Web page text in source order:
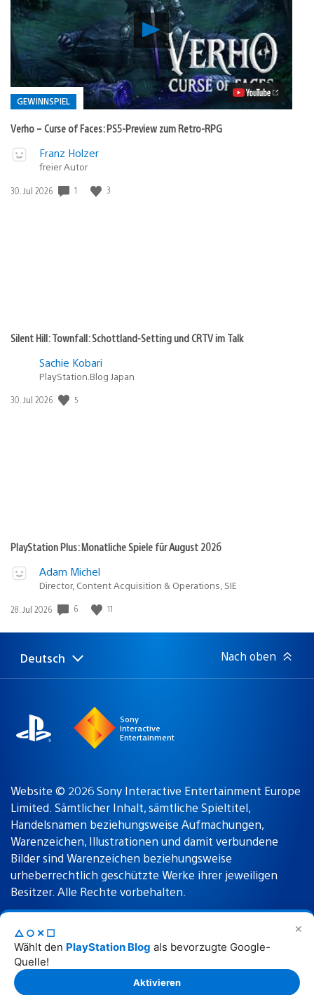
✕
△○✕☐
Wählt den PlayStation Blog als bevorzugte Google-
Quelle!
Aktivieren
Verho
–
Curse
of
Faces:
PS5-
Preview
zum
Retro-
GEWINNSPIEL
Verho – Curse of Faces: PS5-Preview zum Retro-RPG
Veröffentlicht
Gewinnspiel
Franz Holzer
freier Autor
Veröffentlichungsdatum:
30. Jul 2026 1 3
Silent Hill: Townfall: Schottland-Setting und CRTV im Talk
Sachie Kobari
PlayStation.Blog Japan
Veröffentlichungsdatum:
30. Jul 2026 5
PlayStation Plus: Monatliche Spiele für August 2026
Adam Michel
Director, Content Acquisition & Operations, SIE
Veröffentlichungsdatum:
28. Jul 2026 6 11
Select
Aktuelle
Deutsch Nach oben
Sony
Interactive
Entertainment
Website © 2026 Sony Interactive Entertainment Europe
Limited. Sämtlicher Inhalt, sämtliche Spieltitel,
Handelsnamen beziehungsweise Aufmachungen,
Warenzeichen, Illustrationen und damit verbundene
Bilder sind Warenzeichen beziehungsweise
urheberrechtlich geschützte Werke ihrer jeweiligen
Besitzer. Alle Rechte vorbehalten.
Nutzungsbedingungen Datenschutzrichtlinie
Rechtliche Hinweise